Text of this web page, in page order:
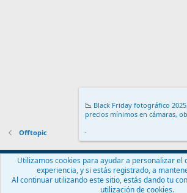
Offtopic
Español (ES)
Contáctanos
Términos y reglas Política de
📉 Black Friday fotográfico
precios mínimos en cámaras,
.
Utilizamos cookies para ayudar a personalizar el
experiencia, y si estás registrado, a
Al continuar utilizando este sitio, estás dando tu
utilización de cookies.